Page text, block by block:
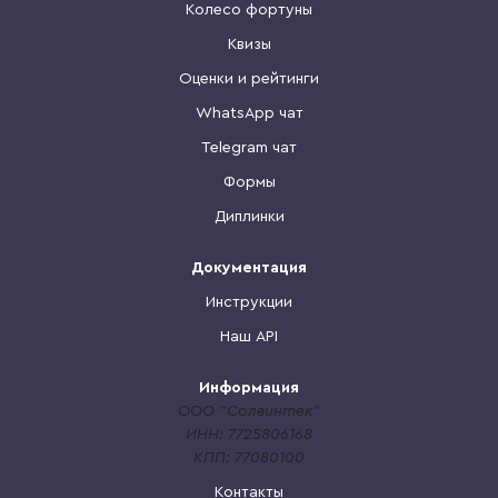
Колесо фортуны
Квизы
Оценки и рейтинги
WhatsApp чат
Telegram чат
Формы
Диплинки
Документация
Инструкции
Наш API
Информация
ООО "Солвинтек"
ИНН: 7725806168
КПП: 77080100
Контакты